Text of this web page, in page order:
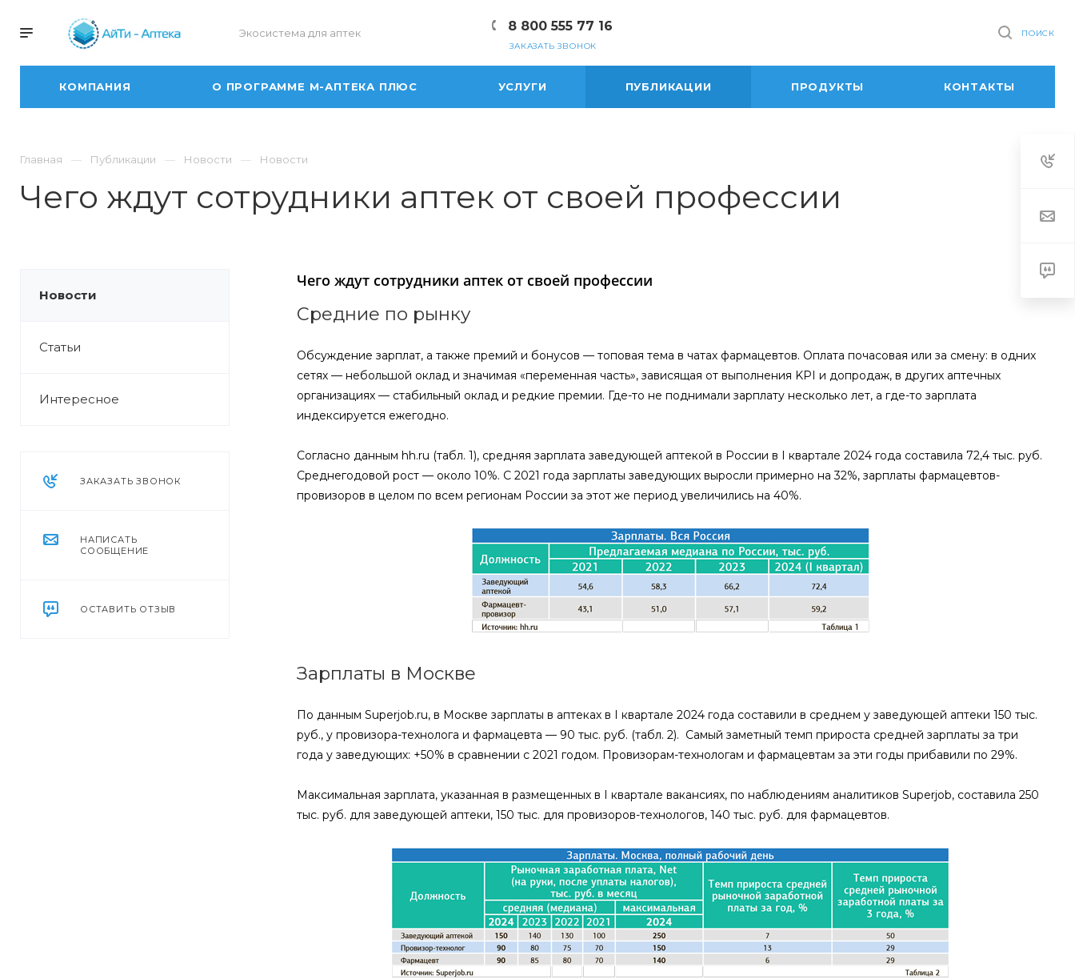
Экосистема для аптек 8 800 555 77 16
ЗАКАЗАТЬ ЗВОНОК
ПОИСК
КОМПАНИЯ О ПРОГРАММЕ М-АПТЕКА ПЛЮС УСЛУГИ ПУБЛИКАЦИИ ПРОДУКТЫ КОНТАКТЫ
Главная Публикации Новости Новости
Чего ждут сотрудники аптек от своей профессии
Новости
Статьи
Интересное
ЗАКАЗАТЬ ЗВОНОК
НАПИСАТЬ
СООБЩЕНИЕ
ОСТАВИТЬ ОТЗЫВ
Чего ждут сотрудники аптек от своей профессии
Средние по рынку
Обсуждение зарплат, а также премий и бонусов — топовая тема в чатах фармацевтов. Оплата почасовая или за смену: в одних
сетях — небольшой оклад и значимая «переменная часть», зависящая от выполнения KPI и допродаж, в других аптечных
организациях — стабильный оклад и редкие премии. Где-то не поднимали зарплату несколько лет, а где-то зарплата
индексируется ежегодно.
Согласно данным hh.ru (табл. 1), средняя зарплата заведующей аптекой в России в I квартале 2024 года составила 72,4 тыс. руб.
Среднегодовой рост — около 10%. С 2021 года зарплаты заведующих выросли примерно на 32%, зарплаты фармацевтов-
провизоров в целом по всем регионам России за этот же период увеличились на 40%.
Зарплаты в Москве
По данным Superjob.ru, в Москве зарплаты в аптеках в I квартале 2024 года составили в среднем у заведующей аптеки 150 тыс.
руб., у провизора-технолога и фармацевта — 90 тыс. руб. (табл. 2). Самый заметный темп прироста средней зарплаты за три
года у заведующих: +50% в сравнении с 2021 годом. Провизорам-технологам и фармацевтам за эти годы прибавили по 29%.
Максимальная зарплата, указанная в размещенных в I квартале вакансиях, по наблюдениям аналитиков Superjob, составила 250
тыс. руб. для заведующей аптеки, 150 тыс. для провизоров-технологов, 140 тыс. руб. для фармацевтов.